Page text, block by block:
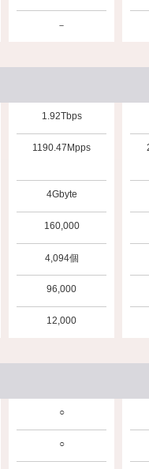
－
1.92Tbps
1190.47Mpps
4Gbyte
160,000
4,094個
96,000
12,000
○
○